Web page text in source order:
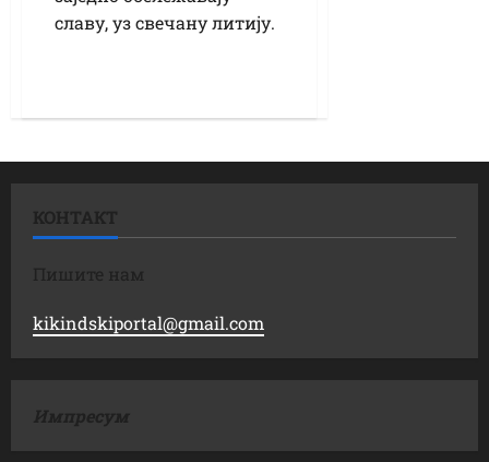
славу, уз свечану литију.
КОНТАКТ
Пишите нам
kikindskiportal@gmail.com
Импресум